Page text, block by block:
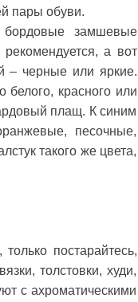
пары обуви.
замшевые
а вот
– черные или яркие.
красного или
плащ. К синим
песочные,
такого же цвета,
постарайтесь,
толстовки, худи,
с ахроматическими